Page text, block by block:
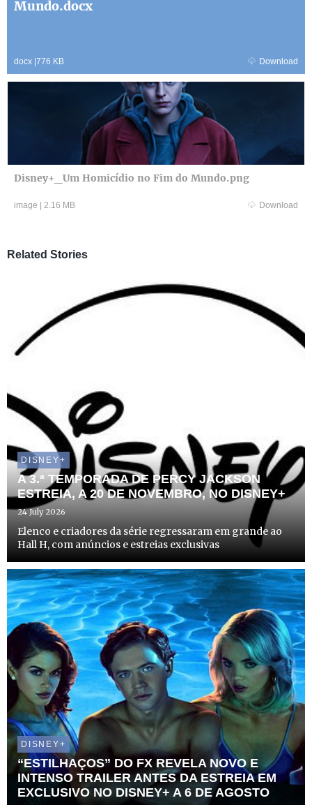
Mundo.docx
docx 776 KB Download
Disney+_Um Homicídio no Fim do Mundo.png
image 2.16 MB Download
Related Stories
DISNEY+
A 3.ª TEMPORADA DE PERCY JACKSON
ESTREIA, A 20 DE NOVEMBRO, NO DISNEY+
24 July 2026
Elenco e criadores da série regressaram em grande ao
Hall H, com anúncios e estreias exclusivas
DISNEY+
“ESTILHAÇOS” DO FX REVELA NOVO E
INTENSO TRAILER ANTES DA ESTREIA EM
EXCLUSIVO NO DISNEY+ A 6 DE AGOSTO